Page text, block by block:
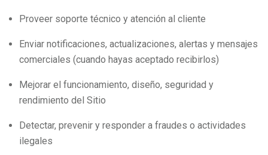
Proveer soporte técnico y atención al cliente
Enviar notificaciones, actualizaciones, alertas y mensajes
comerciales (cuando hayas aceptado recibirlos)
Mejorar el funcionamiento, diseño, seguridad y
rendimiento del Sitio
Detectar, prevenir y responder a fraudes o actividades
ilegales